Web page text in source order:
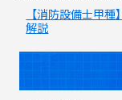
【消防設備士甲
解説